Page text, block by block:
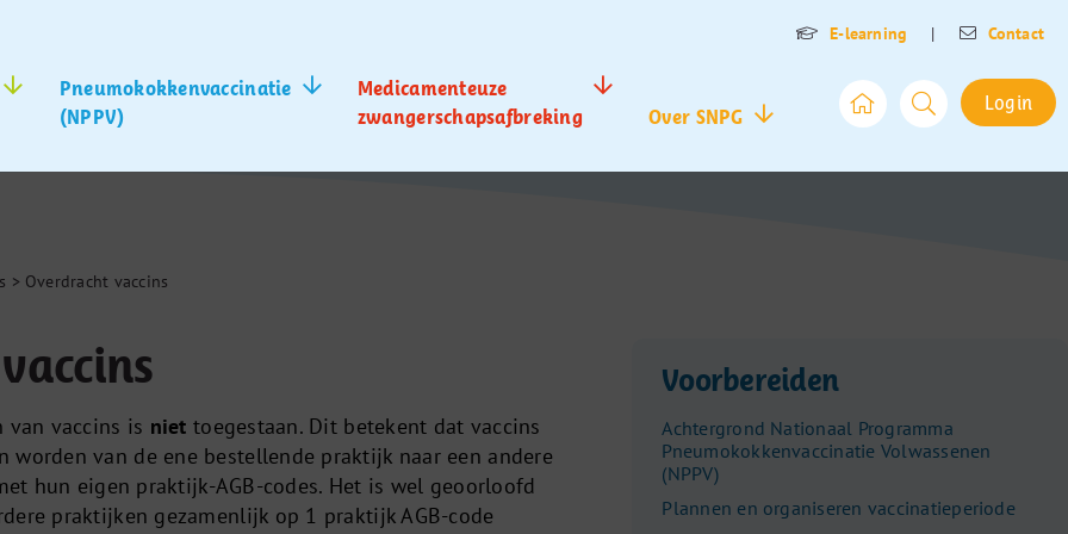
E-learning | Contact
Pneumokokkenvaccinatie
(NPPV)
Medicamenteuze
zwangerschapsafbreking
Over SNPG
Login
> Overdracht vaccins
vaccins is niet toegestaan. Dit betekent dat vaccins
worden van de ene bestellende praktijk naar een andere
hun eigen praktijk-AGB-codes. Het is wel geoorloofd
praktijken gezamenlijk op 1 praktijk AGB-code
Voorbereiden
Achtergrond Nationaal Programma
Pneumokokkenvaccinatie Volwassenen
(NPPV)
Plannen en organiseren vaccinatieperiode